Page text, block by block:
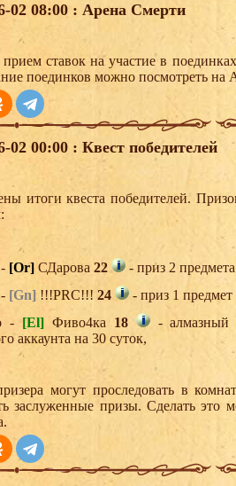
02 08:00 : Арена Смерти
ставок на участие в
поединков можно посмотреть на
02 00:00 : Квест победителей
итоги квеста победителей.
[Or] СДарова 22
- приз 2
[Gn] !!!PRC!!! 24
- приз 1
- [El]Фиво4ка 18
- алмазный
аккаунта на 30 суток,
могут проследовать в
заслуженные призы. Сделать это